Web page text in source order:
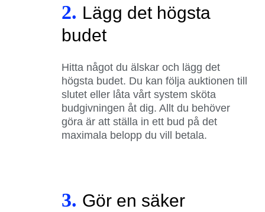
2. Lägg det högsta
budet
Hitta något du älskar och lägg det
högsta budet. Du kan följa auktionen till
slutet eller låta vårt system sköta
budgivningen åt dig. Allt du behöver
göra är att ställa in ett bud på det
maximala belopp du vill betala.
3. Gör en säker